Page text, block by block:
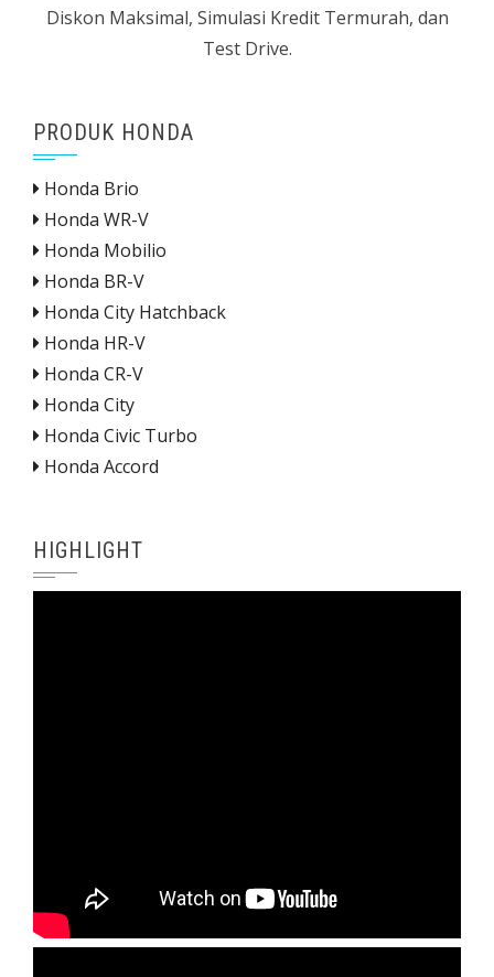
Diskon Maksimal, Simulasi Kredit Termurah, dan
Test Drive.
PRODUK HONDA
Honda Brio
Honda WR-V
Honda Mobilio
Honda BR-V
Honda City Hatchback
Honda HR-V
Honda CR-V
Honda City
Honda Civic Turbo
Honda Accord
HIGHLIGHT